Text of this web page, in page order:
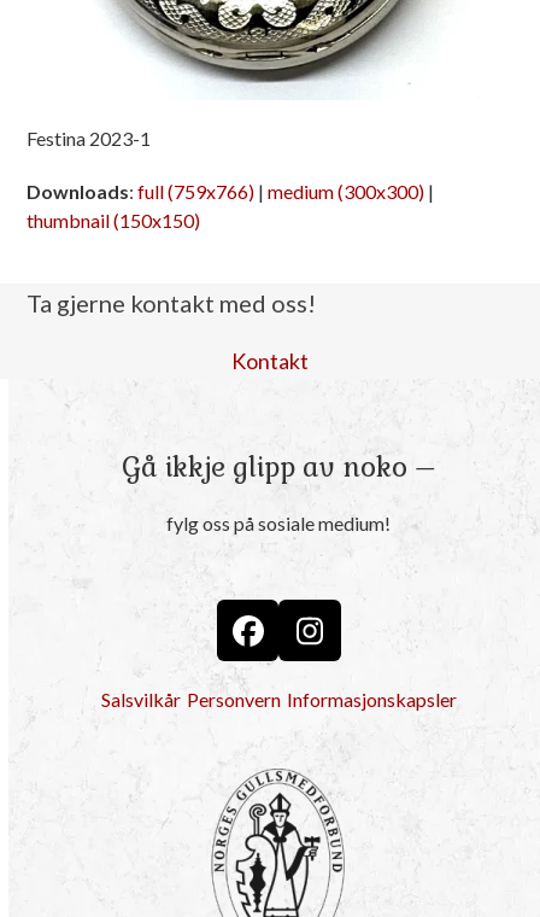
Festina 2023-1
Downloads:full (759x766) |medium (300x300) |
thumbnail (150x150)
Ta gjerne kontakt med oss!
Kontakt
Gå ikkje glipp av noko –
fylg oss på sosiale medium!
FacebookInstagram
Salsvilkår Personvern Informasjonskapsler